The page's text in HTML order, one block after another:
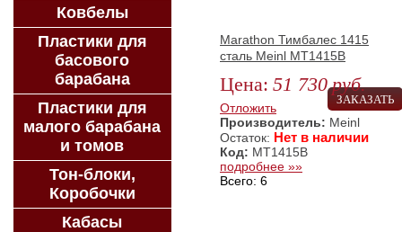
Marathon Тимбалес 1415
сталь Meinl MT1415B
Цена: 51 730 руб.
Отложить
ЗАКАЗАТЬ
Производитель: Meinl
Остаток: Нет в наличии
Код: MT1415B
подробнее »»
Всего: 6
Ковбелы
Пластики для
басового
барабана
Пластики для
малого барабана
и томов
Тон-блоки,
Коробочки
Кабасы